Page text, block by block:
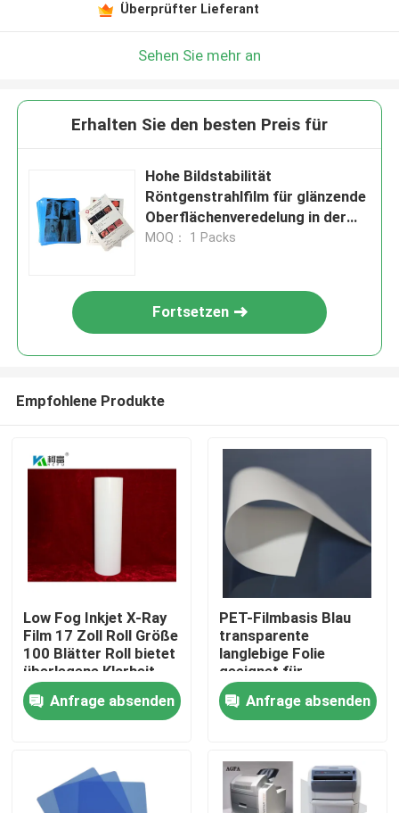
Startseite
Über uns
Überprüfter Lieferant
Sehen Sie mehr an
Erhalten Sie den besten Preis für
Hohe Bildstabilität
Röntgenstrahlfilm für glänzende
Oberflächenveredelung in der
Radiologie
MOQ： 1 Packs
Fortsetzen
Empfohlene Produkte
Low Fog Inkjet X-Ray
Film 17 Zoll Roll Größe
100 Blätter Roll bietet
überlegene Klarheit
und Detail für
radiographische
Bildgebung
Anfrage absenden
PET-Filmbasis Blau
transparente
langlebige Folie
geeignet für
industrielle
Verpackungs- und
Druckanwendungen
Kosten
Anfrage absenden